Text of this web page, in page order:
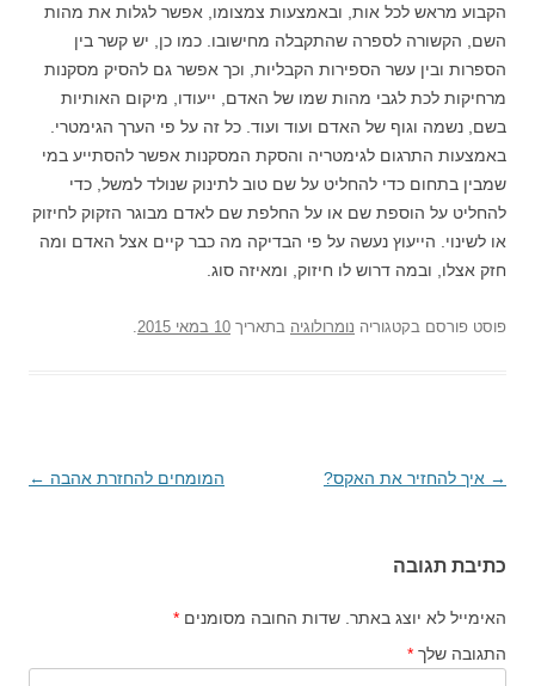
הקבוע מראש לכל אות, ובאמצעות צמצומו, אפשר לגלות את מהות
השם, הקשורה לספרה שהתקבלה מחישובו. כמו כן, יש קשר בין
הספרות ובין עשר הספירות הקבליות, וכך אפשר גם להסיק מסקנות
מרחיקות לכת לגבי מהות שמו של האדם, ייעודו, מיקום האותיות
בשם, נשמה וגוף של האדם ועוד ועוד. כל זה על פי הערך הגימטרי.
באמצעות התרגום לגימטריה והסקת המסקנות אפשר להסתייע במי
שמבין בתחום כדי להחליט על שם טוב לתינוק שנולד למשל, כדי
להחליט על הוספת שם או על החלפת שם לאדם מבוגר הזקוק לחיזוק
או לשינוי. הייעוץ נעשה על פי הבדיקה מה כבר קיים אצל האדם ומה
חזק אצלו, ובמה דרוש לו חיזוק, ומאיזה סוג.
פוסט פורסם בקטגוריה נומרולוגיה בתאריך 10 במאי 2015
ניווט
→ איך להחזיר את האקס? המומחים להחזרת אהבה ←
כתיבת תגובה
האימייל לא יוצג באתר. שדות החובה מסומנים *
התגובה שלך *